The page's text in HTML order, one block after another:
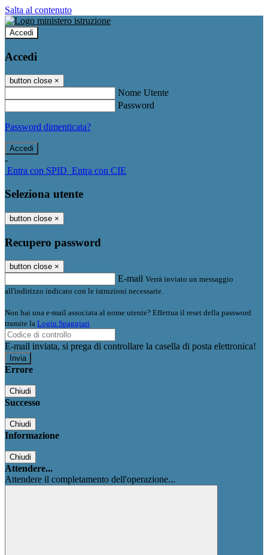
Salta al contenuto
Accedi
Accedi
button close ×
Nome Utente
Password
Password dimenticata?
-
Entra con SPID Entra con CIE
Seleziona utente
button close ×
Recupero password
button close ×
E-mail Verrà inviato un messaggio
all'indirizzo indicato con le istruzioni necessarie.
Non hai una e-mail associata al nome utente? Effettua il reset della password
tramite la Login Spaggiari
E-mail inviata, si prega di controllare la casella di posta elettronica!
Errore
Chiudi
Successo
Chiudi
Informazione
Chiudi
Attendere...
Attendere il completamento dell'operazione...